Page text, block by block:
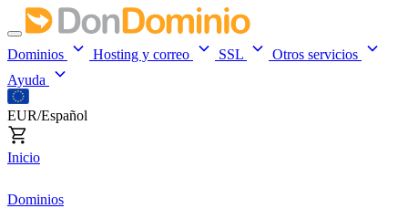
Dominios Hosting y correo SSL
Otros servicios
Ayuda
EUR/Español
Inicio
Dominios